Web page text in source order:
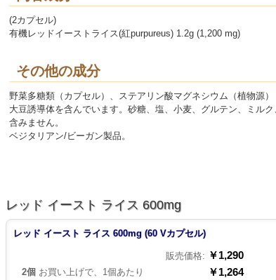
(2カプセル)
有機レッドイーストライス(紅purpureus) 1.2g (1,200 mg)
その他の成分
野菜多糖類（カプセル）、ステアリン酸マグネシウム（植物源）
大豆誘導体を含んでいます。砂糖、塩、小麦、グルテン、ミル
含みません。
ベジタリアン/ビーガン製品。
レッド イースト ライス 600mg
レッド イースト ライス 600mg (60 Vカプセル)
販売価格: ￥1,290
2個 お買い上げで、1個あたり ￥1,264